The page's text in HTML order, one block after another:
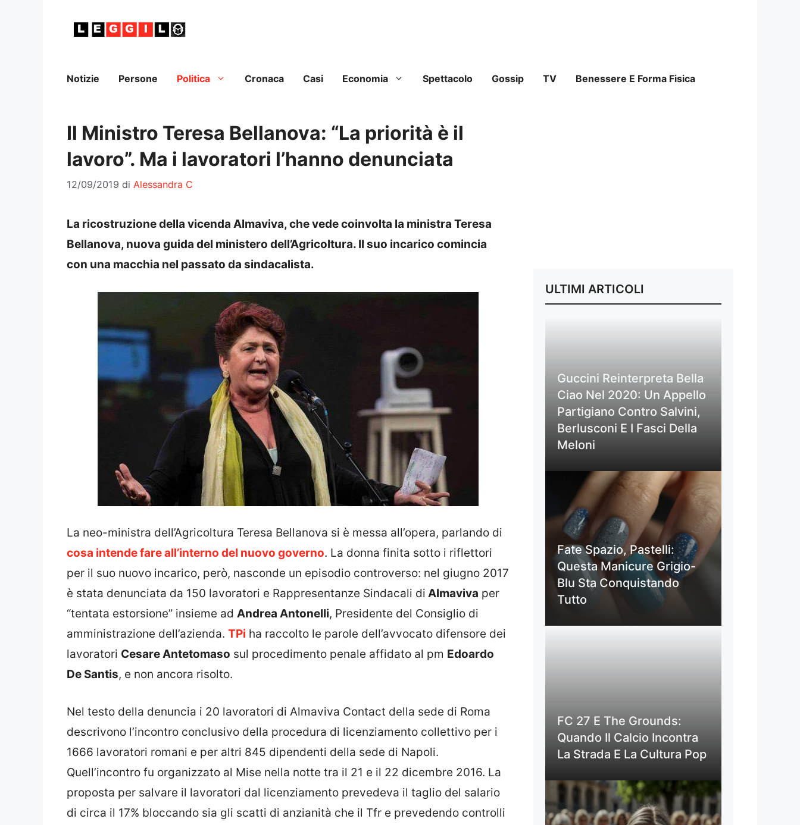
Notizie Persone Politica Cronaca Casi Economia Spettacolo Gossip TV Benessere E Forma Fisica
Il Ministro Teresa Bellanova: “La priorità è il
lavoro”. Ma i lavoratori l’hanno denunciata
12/09/2019 di Alessandra C
La ricostruzione della vicenda Almaviva, che vede coinvolta la ministra Teresa
Bellanova, nuova guida del ministero dell’Agricoltura. Il suo incarico comincia
con una macchia nel passato da sindacalista.
La neo-ministra dell’Agricoltura Teresa Bellanova si è messa all’opera, parlando di
cosa intende fare all’interno del nuovo governo. La donna finita sotto i riflettori
per il suo nuovo incarico, però, nasconde un episodio controverso: nel giugno 2017
è stata denunciata da 150 lavoratori e Rappresentanze Sindacali di Almaviva per
“tentata estorsione” insieme ad Andrea Antonelli, Presidente del Consiglio di
amministrazione dell’azienda. TPi ha raccolto le parole dell’avvocato difensore dei
lavoratori Cesare Antetomaso sul procedimento penale affidato al pm Edoardo
De Santis, e non ancora risolto.
Nel testo della denuncia i 20 lavoratori di Almaviva Contact della sede di Roma
descrivono l’incontro conclusivo della procedura di licenziamento collettivo per i
1666 lavoratori romani e per altri 845 dipendenti della sede di Napoli.
Quell’incontro fu organizzato al Mise nella notte tra il 21 e il 22 dicembre 2016. La
proposta per salvare il lavoratori dal licenziamento prevedeva il taglio del salario
di circa il 17% bloccando sia gli scatti di anzianità che il Tfr e prevedendo controlli
ULTIMI ARTICOLI
Guccini Reinterpreta Bella
Ciao Nel 2020: Un Appello
Partigiano Contro Salvini,
Berlusconi E I Fasci Della
Meloni
Fate Spazio, Pastelli:
Questa Manicure Grigio-
Blu Sta Conquistando
Tutto
FC 27 E The Grounds:
Quando Il Calcio Incontra
La Strada E La Cultura Pop